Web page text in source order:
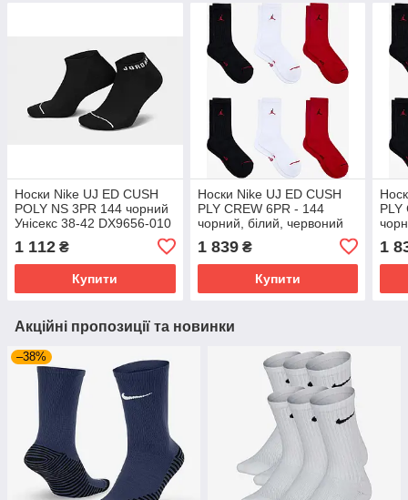
Носки Nike UJ ED CUSH
POLY NS 3PR 144 чорний
Унісекс 38-42 DX9656-010
1 112 ₴
Купити
Носки Nike UJ ED CUSH
PLY CREW 6PR - 144
чорний, білий, червоний
Унісекс 42-46 HV6228-900
1 839₴
Купити
PLY
1
Акційні пропозиції та новинки
–38%